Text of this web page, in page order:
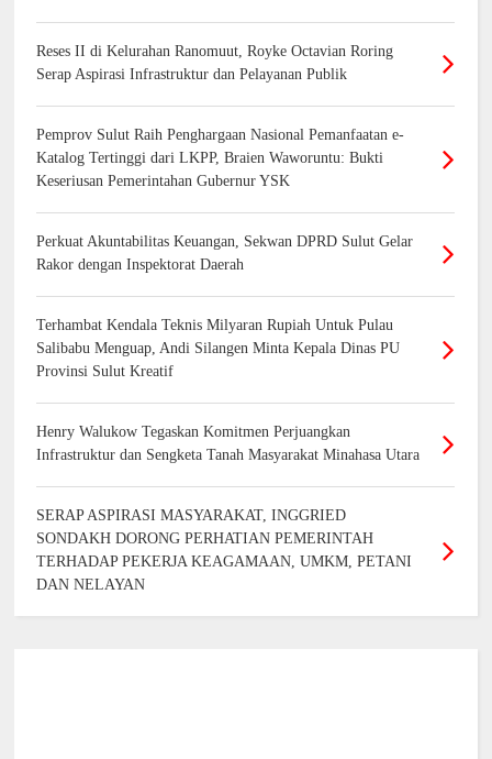
Reses II di Kelurahan Ranomuut, Royke Octavian Roring
Serap Aspirasi Infrastruktur dan Pelayanan Publik
Pemprov Sulut Raih Penghargaan Nasional Pemanfaatan e-
Katalog Tertinggi dari LKPP, Braien Waworuntu: Bukti
Keseriusan Pemerintahan Gubernur YSK
Perkuat Akuntabilitas Keuangan, Sekwan DPRD Sulut Gelar
Rakor dengan Inspektorat Daerah
Terhambat Kendala Teknis Milyaran Rupiah Untuk Pulau
Salibabu Menguap, Andi Silangen Minta Kepala Dinas PU
Provinsi Sulut Kreatif
Henry Walukow Tegaskan Komitmen Perjuangkan
Infrastruktur dan Sengketa Tanah Masyarakat Minahasa Utara
SERAP ASPIRASI MASYARAKAT, INGGRIED
SONDAKH DORONG PERHATIAN PEMERINTAH
TERHADAP PEKERJA KEAGAMAAN, UMKM, PETANI
DAN NELAYAN